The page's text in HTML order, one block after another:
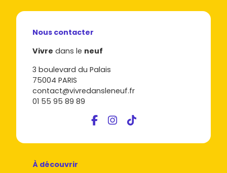
Nous contacter
Vivre dans le neuf
3 boulevard du Palais
75004 PARIS
contact@vivredansleneuf.fr
01 55 95 89 89
À découvrir